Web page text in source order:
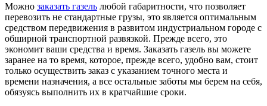
Можно заказать газель любой габаритности, что позволяет
перевозить не стандартные грузы, это является оптимальным
средством передвижения в развитом индустриальном городе с
обширной транспортной развязкой. Прежде всего, это
экономит ваши средства и время. Заказать газель вы можете
заранее на то время, которое, прежде всего, удобно вам, стоит
только осуществить заказ с указанием точного места и
времени назначения, а все остальные заботы мы берем на себя,
обязуясь выполнить их в кратчайшие сроки.